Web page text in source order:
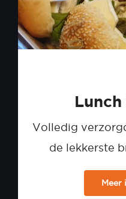
Volledig
de lekkerste
Meer